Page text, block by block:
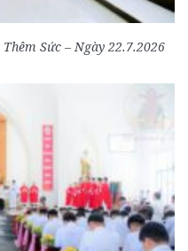
Sức – Ngày 22.7.2026